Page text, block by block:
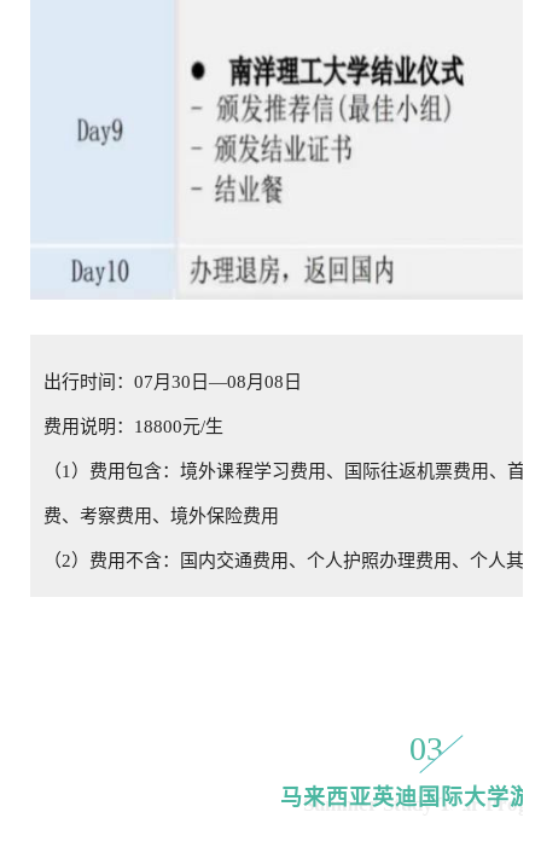
出行时间：07月30日—08月08日
费用说明：18800元/生
（1）费用包含：境外课程学习费用、国际往返机票费用、首
费、考察费用、境外保险费用
（2）费用不含：国内交通费用、个人护照办理费用、个人其
03
马来西亚英迪国际大学游
Summer Study Tour